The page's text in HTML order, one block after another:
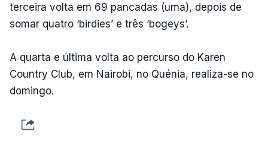
terceira volta em 69 pancadas (uma), depois de
somar quatro ‘birdies’ e três ‘bogeys’.
A quarta e última volta ao percurso do Karen
Country Club, em Nairobi, no Quénia, realiza-se no
domingo.